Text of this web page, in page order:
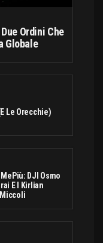
Ordini Che
Globale
Le Orecchie)
DJI Osmo
E I Kirlian